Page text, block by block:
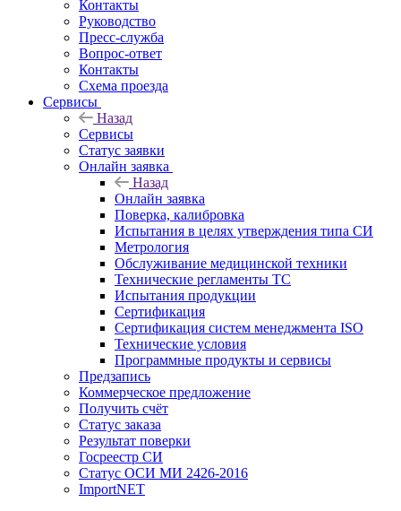
Контакты
Руководство
Пресс-служба
Вопрос-ответ
Контакты
Схема проезда
Сервисы
Назад
Сервисы
Статус заявки
Онлайн заявка
Назад
Онлайн заявка
Поверка, калибровка
Испытания в целях утверждения типа СИ
Метрология
Обслуживание медицинской техники
Технические регламенты ТС
Испытания продукции
Сертификация
Сертификация систем менеджмента ISO
Технические условия
Программные продукты и сервисы
Предзапись
Коммерческое предложение
Получить счёт
Статус заказа
Результат поверки
Госреестр СИ
Статус ОСИ МИ 2426-2016
ImportNET